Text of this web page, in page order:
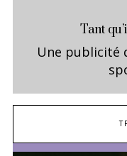
Tant
Une publicité